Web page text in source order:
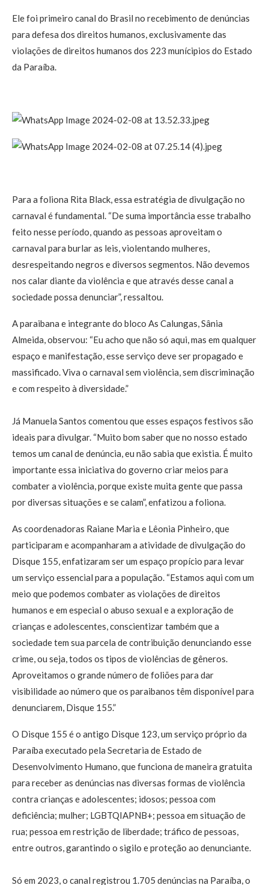
Ele foi primeiro canal do Brasil no recebimento de denúncias
para defesa dos direitos humanos, exclusivamente das
violações de direitos humanos dos 223 munícipios do Estado
da Paraíba.
Para a foliona Rita Black, essa estratégia de divulgação no
carnaval é fundamental. “De suma importância esse trabalho
feito nesse período, quando as pessoas aproveitam o
carnaval para burlar as leis, violentando mulheres,
desrespeitando negros e diversos segmentos. Não devemos
nos calar diante da violência e que através desse canal a
sociedade possa denunciar”, ressaltou.
A paraibana e integrante do bloco As Calungas, Sânia
Almeida, observou: “Eu acho que não só aqui, mas em qualquer
espaço e manifestação, esse serviço deve ser propagado e
massificado. Viva o carnaval sem violência, sem discriminação
e com respeito à diversidade.”
Já Manuela Santos comentou que esses espaços festivos são
ideais para divulgar. “Muito bom saber que no nosso estado
temos um canal de denúncia, eu não sabia que existia. É muito
importante essa iniciativa do governo criar meios para
combater a violência, porque existe muita gente que passa
por diversas situações e se calam”, enfatizou a foliona.
As coordenadoras Raiane Maria e Lêonia Pinheiro, que
participaram e acompanharam a atividade de divulgação do
Disque 155, enfatizaram ser um espaço propício para levar
um serviço essencial para a população. “Estamos aqui com um
meio que podemos combater as violações de direitos
humanos e em especial o abuso sexual e a exploração de
crianças e adolescentes, conscientizar também que a
sociedade tem sua parcela de contribuição denunciando esse
crime, ou seja, todos os tipos de violências de gêneros.
Aproveitamos o grande número de foliões para dar
visibilidade ao número que os paraibanos têm disponível para
denunciarem, Disque 155.”
O Disque 155 é o antigo Disque 123, um serviço próprio da
Paraíba executado pela Secretaria de Estado de
Desenvolvimento Humano, que funciona de maneira gratuita
para receber as denúncias nas diversas formas de violência
contra crianças e adolescentes; idosos; pessoa com
deficiência; mulher; LGBTQIAPNB+; pessoa em situação de
rua; pessoa em restrição de liberdade; tráfico de pessoas,
entre outros, garantindo o sigilo e proteção ao denunciante.
Só em 2023, o canal registrou 1.705 denúncias na Paraíba, o